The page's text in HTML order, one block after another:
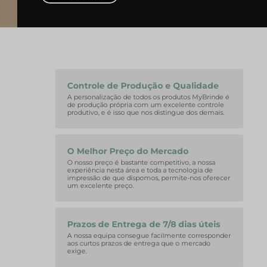
Controle de Produção e Qualidade
A personalização de todos os produtos MyBrinde é
de produção própria com um excelente controle
produtivo, e é isso que nos distingue dos demais.
O Melhor Preço do Mercado
O nosso preço é bastante competitivo, a nossa
experiência nesta área e toda a tecnologia de
impressão de que dispomos, permite-nos oferecer
um excelente preço.
Prazos de Entrega de 7/8 dias úteis
A nossa equipa consegue facilmente corresponder
aos curtos prazos de entrega que o mercado
exige.